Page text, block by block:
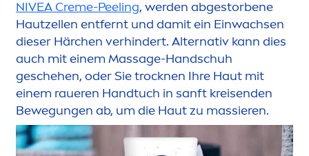
NIVEA Creme-Peeling, werden abgestorbene
Hautzellen entfernt und damit ein Einwachsen
dieser Härchen verhindert. Alternativ kann dies
auch mit einem Massage-Handschuh
geschehen, oder Sie trocknen Ihre Haut mit
einem raueren Handtuch in sanft kreisenden
Bewegungen ab, um die Haut zu massieren.